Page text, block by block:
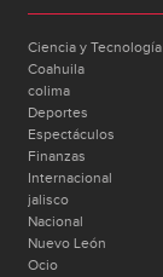
Ciencia y Tecnología
Coahuila
colima
Deportes
Espectáculos
Finanzas
Internacional
jalisco
Nacional
Nuevo León
Ocio